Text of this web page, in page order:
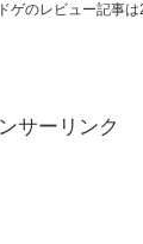
のレビュー記事
サーリンク